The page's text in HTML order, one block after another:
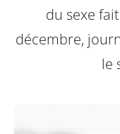
du sexe
décembre,
le